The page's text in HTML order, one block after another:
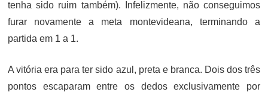
tenha sido ruim também). Infelizmente, não conseguimos
furar novamente a meta montevideana, terminando a
partida em 1 a 1.
A vitória era para ter sido azul, preta e branca. Dois dos três
pontos escaparam entre os dedos exclusivamente por